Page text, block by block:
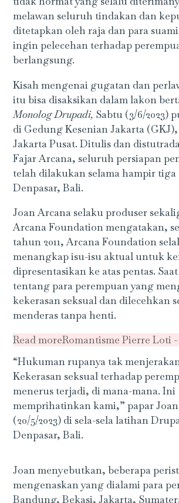
melawan seluruh tindakan dan
ditetapkan oleh raja dan para
ingin pelecehan terhadap
berlangsung.
Kisah mengenai gugatan dan
itu bisa disaksikan dalam lakon
Monolog Drupadi, Sabtu (3/6/2023)
di Gedung Kesenian Jakarta
Jakarta Pusat. Ditulis dan
Fajar Arcana, seluruh persiapan
telah dilakukan selama hampir
Denpasar, Bali.
Joan Arcana selaku produser
Arcana Foundation mengatakan,
tahun 2011, Arcana Foundation
menangkap isu-isu aktual untuk
dipresentasikan ke atas pentas.
tentang para perempuan yang
kekerasan seksual dan dilecehkan
menderas tanpa henti.
Read moreRomantisme Pierre Loti
“Hukuman rupanya tak
Kekerasan seksual terhadap
menerus terjadi, di mana-mana. Ini
memprihatinkan kami,” papar
(20/5/2023) di sela-sela latihan
Denpasar, Bali.
Joan menyebutkan, beberapa
mengenaskan yang dialami para
Bandung, Bekasi, Jakarta,